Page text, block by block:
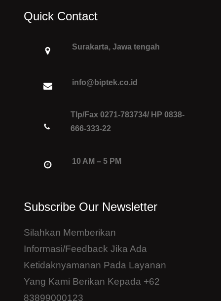
Quick Contact
Surakarta, Jawa tengah
info@biptek.co.id
Tlp/Fax 0271-783734/ HP 0838-
666-333-22
10 AM – 5 PM
Subscribe Our Newsletter
Silahkan Memberikan
Informasi/feedback Jika Ada
Ketidaknyamanan Pada Layanan
Yang Kami Berikan Kepada +62
83899000123